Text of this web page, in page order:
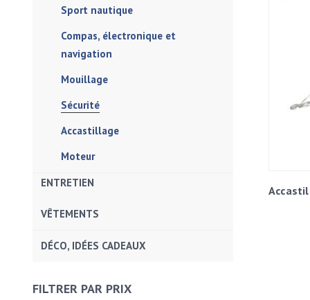
Sport nautique
Compas, électronique et
navigation
Mouillage
Sécurité
Accastillage
Moteur
ENTRETIEN
VÊTEMENTS
DÉCO, IDÉES CADEAUX
FILTRER PAR PRIX